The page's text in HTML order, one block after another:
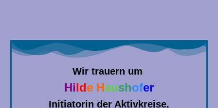
Wir trauern um
Hilde Haushofer
Initiatorin der Aktivkreise,